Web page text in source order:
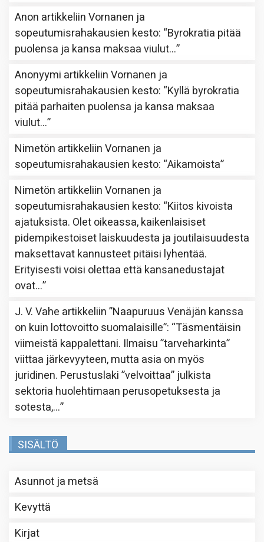
Anon artikkeliinVornanen ja
sopeutumisrahakausien kesto: “Byrokratia pitää
puolensa ja kansa maksaa viulut…”
Anonyymi artikkeliinVornanen ja
sopeutumisrahakausien kesto: “Kyllä byrokratia
pitää parhaiten puolensa ja kansa maksaa
viulut…”
Nimetön artikkeliinVornanen ja
sopeutumisrahakausien kesto: “Aikamoista”
Nimetön artikkeliinVornanen ja
sopeutumisrahakausien kesto: “Kiitos kivoista
ajatuksista. Olet oikeassa, kaikenlaisiset
pidempikestoiset laiskuudesta ja joutilaisuudesta
maksettavat kannusteet pitäisi lyhentää.
Erityisesti voisi olettaa että kansanedustajat
ovat…”
J. V. Vahe artikkeliin”Naapuruus Venäjän kanssa
on kuin lottovoitto suomalaisille”: “Täsmentäisin
viimeistä kappalettani. Ilmaisu ”tarveharkinta”
viittaa järkevyyteen, mutta asia on myös
juridinen. Perustuslaki ”velvoittaa” julkista
sektoria huolehtimaan perusopetuksesta ja
sotesta,…”
SISÄLTÖ
Asunnot ja metsä
Kevyttä
Kirjat